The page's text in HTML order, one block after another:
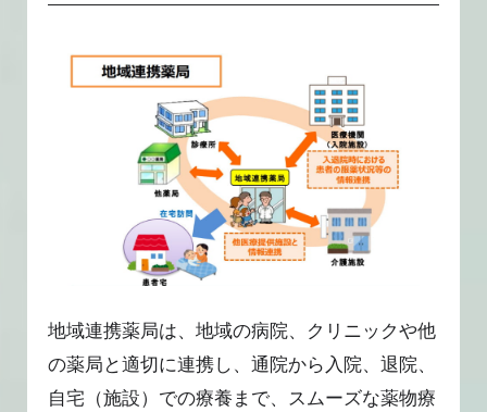
地域連携薬局は、地域の病院、クリニックや他
の薬局と適切に連携し、通院から入院、退院、
自宅（施設）での療養まで、スムーズな薬物療